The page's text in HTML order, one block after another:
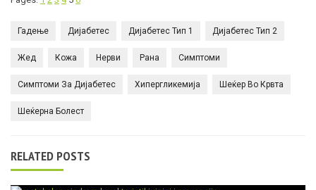
Гадење Дијабетес Дијабетес Тип 1 Дијабетес Тип 2
Жед Кожа Нерви Рана Симптоми
Симптоми За Дијабетес Хипергликемија Шеќер Во Крвта
Шеќерна Болест
RELATED POSTS